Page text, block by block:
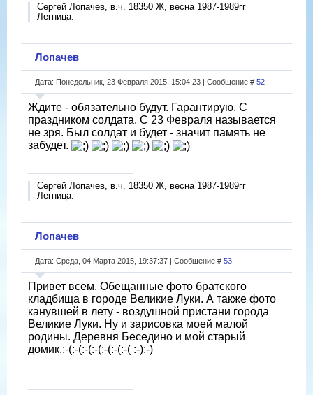
Сергей Лопачев, в.ч. 18350 Ж, весна 1987-1989гг
Легница.
Лопачев
Дата: Понедельник, 23 Февраля 2015, 15:04:23 | Сообщение # 52
Ждите - обязательно будут. Гарантирую. С
праздником солдата. С 23 Февраля называется
не зря. Был солдат и будет - значит память не
забудет.
Сергей Лопачев, в.ч. 18350 Ж, весна 1987-1989гг
Легница.
Лопачев
Дата: Среда, 04 Марта 2015, 19:37:37 | Сообщение # 53
Привет всем. Обещанные фото братского
кладбища в городе Великие Луки. А также фото
канувшей в лету - воздушной пристани города
Великие Луки. Ну и зарисовка моей малой
родины. Деревня Беседино и мой старый
домик.:-(:-(:-(:-(:-(:-(:-( :-):-)